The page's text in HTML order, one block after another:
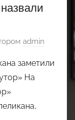
admin
заметили
На